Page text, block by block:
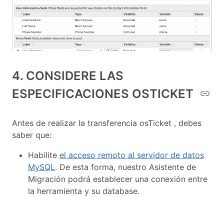
4. CONSIDERE LAS
ESPECIFICACIONES OSTICKET
Antes de realizar la transferencia osTicket , debes
saber que:
Habilite el acceso remoto al servidor de datos
MySQL. De esta forma, nuestro Asistente de
Migración podrá establecer una conexión entre
la herramienta y su database.